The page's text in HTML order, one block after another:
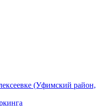
(Уфимский район,